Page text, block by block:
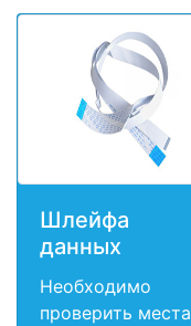
Шлейфа
данных
Необходимо
проверить места